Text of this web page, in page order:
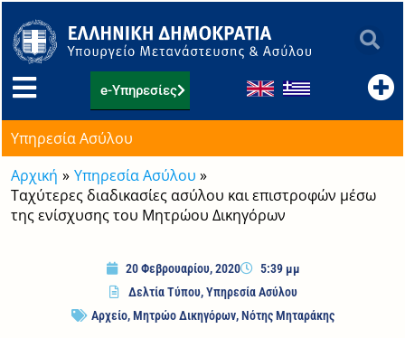
στο
περιεχόμενο
e-Υπηρεσίες
Υπηρεσία Ασύλου
Αρχική
Υπηρεσία Ασύλου
Ταχύτερες διαδικασίες ασύλου και επιστροφών μέσω
της ενίσχυσης του Μητρώου Δικηγόρων
20 Φεβρουαρίου, 2020
5:39 μμ
Δελτία Τύπου,Υπηρεσία Ασύλου
Αρχείο,Μητρώο Δικηγόρων,Νότης Μηταράκης